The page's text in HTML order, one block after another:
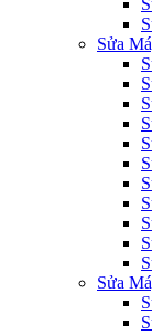
Sửa
Sửa